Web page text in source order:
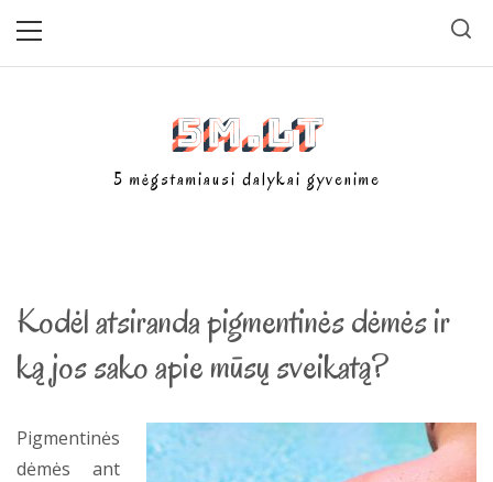
5m.lt
5 mėgstamiausi dalykai gyvenime
Kodėl atsiranda pigmentinės dėmės ir
ką jos sako apie mūsų sveikatą?
Pigmentinės
dėmės ant